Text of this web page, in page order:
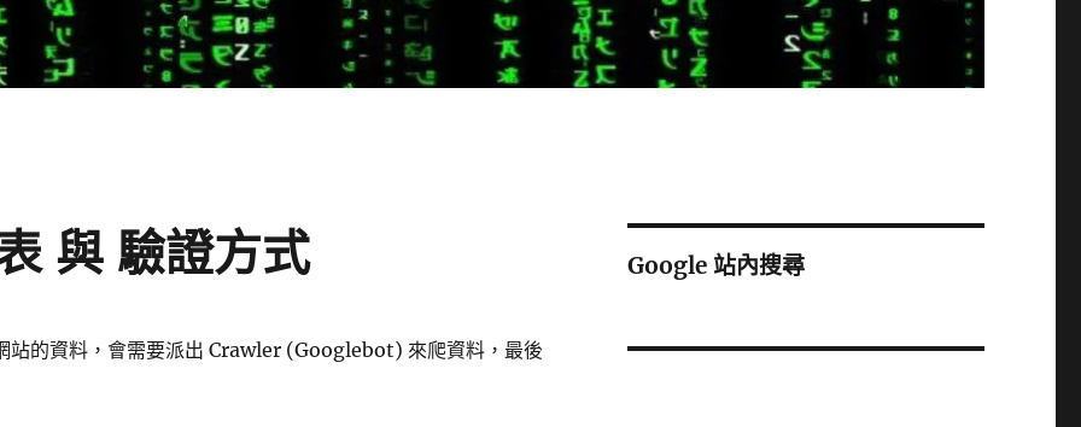
與 驗證方式
站的資料，會需要派出 Crawler (Googlebot) 來爬資料，最後
Google 站內搜尋